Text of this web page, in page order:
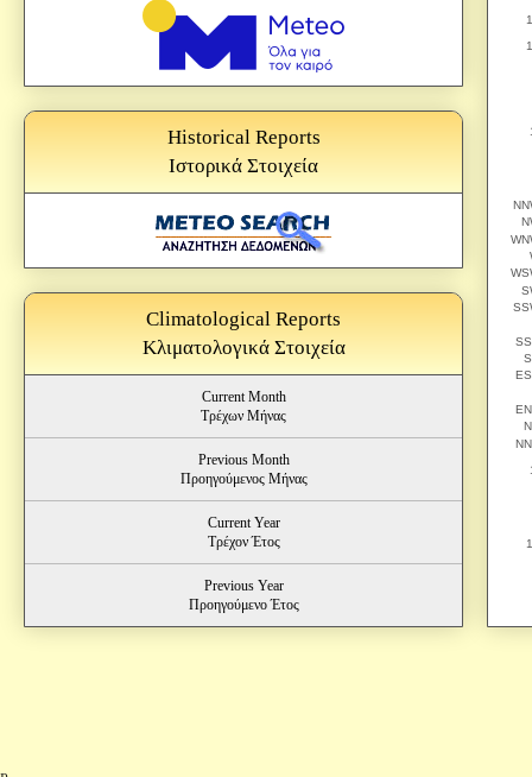
Historical Reports
Ιστορικά Στοιχεία
Climatological Reports
Κλιματολογικά Στοιχεία
Current Month
Τρέχων Μήνας
Previous Month
Προηγούμενος Μήνας
Current Year
Τρέχον Έτος
Previous Year
Προηγούμενο Έτος